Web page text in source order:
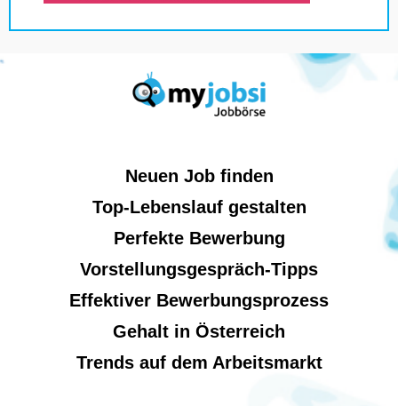
Neuen Job finden
Top-Lebenslauf gestalten
Perfekte Bewerbung
Vorstellungsgespräch-Tipps
Effektiver Bewerbungsprozess
Gehalt in Österreich
Trends auf dem Arbeitsmarkt